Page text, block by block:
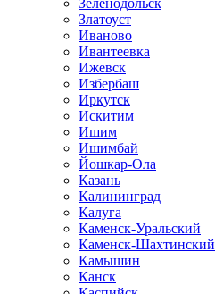
Зеленодольск
Златоуст
Иваново
Ивантеевка
Ижевск
Избербаш
Иркутск
Искитим
Ишим
Ишимбай
Йошкар-Ола
Казань
Калининград
Калуга
Каменск-Уральский
Каменск-Шахтинский
Камышин
Канск